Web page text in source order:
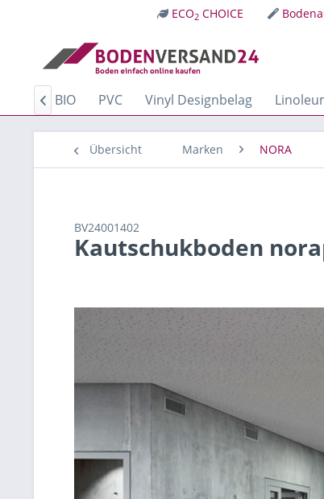
ECO2 CHOICE
BIO PVC Vinyl Designbelag

Übersicht Marken NORA
BV24001402
Kautschukboden